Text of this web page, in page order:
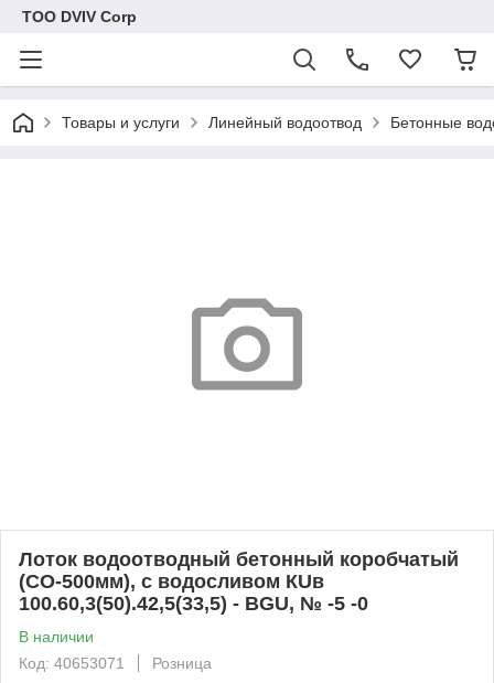
ТОО DVIV Corp
Товары и услуги Линейный водоотвод Бетонные
Лоток водоотводный бетонный коробчатый
(СО-500мм), с водосливом КUв
100.60,3(50).42,5(33,5) - BGU, № -5 -0
В наличии
Код: 40653071
Розница